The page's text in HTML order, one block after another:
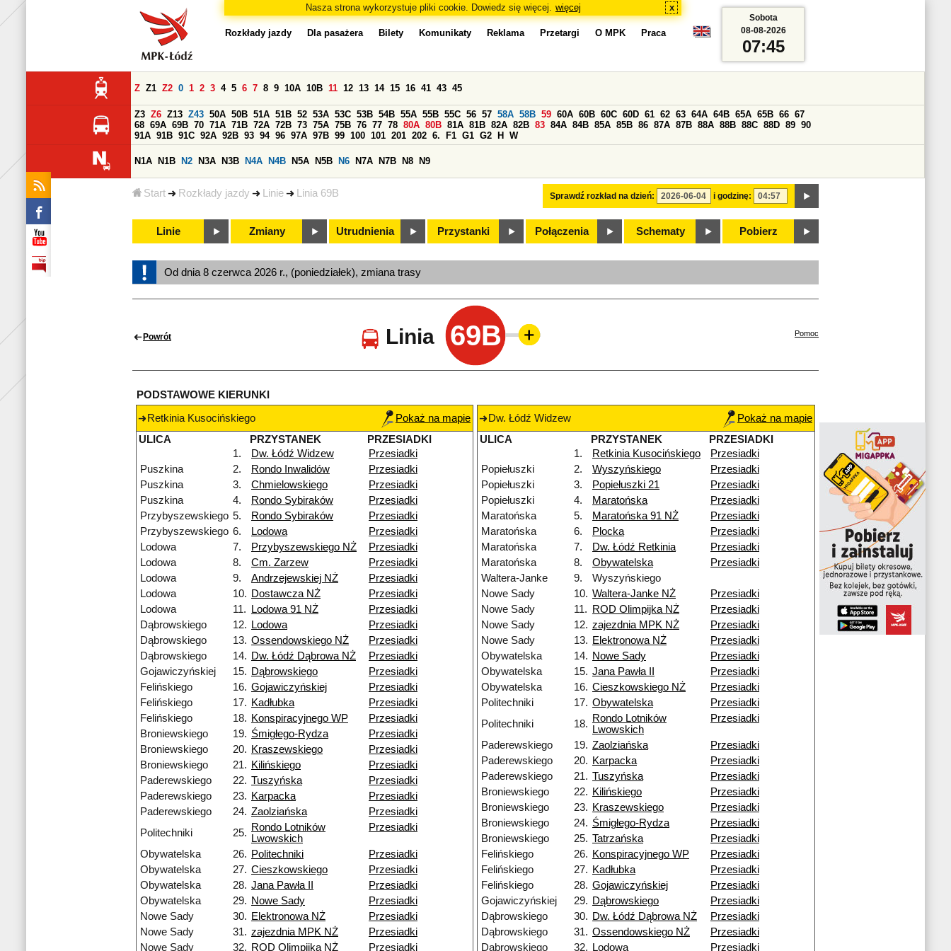
Nasza strona wykorzystuje pliki cookie. Dowiedz się więcej. więcej x
Start Rozkłady jazdy Linie Linia 69B
Rozkłady jazdy Dla pasażera Bilety Komunikaty Reklama Przetargi O MPK Praca
Sprawdź rozkład na dzień: i godzinę:
Z Z1 Z2 0 1 2 3 4 5 6 7 8 9 10A 10B 11 12 13 14 15 16 41 43 45
Z3 Z6 Z13 Z43 50A 50B 51A 51B 52 53A 53C 53B 54B 55A 55B 55C 56 57 58A 58B 59 60A 60B 60C 60D 61 62 63 64A 64B 65A 65B 66 67
68 69A 69B 70 71A 71B 72A 72B 73 75A 75B 76 77 78 80A 80B 81A 81B 82A 82B 83 84A 84B 85A 85B 86 87A 87B 88A 88B 88C 88D 89 90
91A 91B 91C 92A 92B 93 94 96 97A 97B 99 100 101 201 202 6. F1 G1 G2 H W
N1A N1B N2 N3A N3B N4A N4B N5A N5B N6 N7A N7B N8 N9
Linie Zmiany Utrudnienia Przystanki Połączenia Schematy Pobierz
Sobota
08-08-2026
07:45
Od dnia 8 czerwca 2026 r., (poniedziałek), zmiana trasy
Powrót Linia 69B Pomoc
PODSTAWOWE KIERUNKI
Retkinia Kusocińskiego
Pokaż na mapie
ULICA
PRZYSTANEK
PRZESIADKI
1.
Dw. Łódź Widzew
Przesiadki
Puszkina
2. Rondo Inwalidów
Przesiadki
Puszkina
3. Chmielowskiego
Przesiadki
Puszkina
4. Rondo Sybiraków
Przesiadki
Przybyszewskiego 5. Rondo Sybiraków
Przesiadki
Przybyszewskiego 6. Lodowa
Przesiadki
Lodowa
7. Przybyszewskiego NŻ
Przesiadki
Lodowa
8. Cm. Zarzew
Przesiadki
Lodowa
9. Andrzejewskiej NŻ
Przesiadki
Lodowa
10. Dostawcza NŻ
Przesiadki
Lodowa
11. Lodowa 91 NŻ
Przesiadki
Dąbrowskiego
12. Lodowa
Przesiadki
Dąbrowskiego
13. Ossendowskiego NŻ
Przesiadki
Dąbrowskiego
14. Dw. Łódź Dąbrowa NŻ
Przesiadki
Gojawiczyńskiej
15. Dąbrowskiego
Przesiadki
Felińskiego
16. Gojawiczyńskiej
Przesiadki
Felińskiego
17. Kadłubka
Przesiadki
Felińskiego
18. Konspiracyjnego WP
Przesiadki
Broniewskiego
19. Śmigłego-Rydza
Przesiadki
Broniewskiego
20. Kraszewskiego
Przesiadki
Broniewskiego
21. Kilińskiego
Przesiadki
Paderewskiego
22. Tuszyńska
Przesiadki
Paderewskiego
23. Karpacka
Przesiadki
Paderewskiego
24. Zaolziańska
Przesiadki
Politechniki
25. Rondo Lotników
Lwowskich
Przesiadki
Obywatelska 26. Politechniki
Przesiadki
Obywatelska
27. Cieszkowskiego
Przesiadki
Obywatelska
28. Jana Pawła II
Przesiadki
Obywatelska
29. Nowe Sady
Przesiadki
Nowe Sady
30. Elektronowa NŻ
Przesiadki
Nowe Sady
31. zajezdnia MPK NŻ
Przesiadki
Nowe Sady
32. ROD Olimpijka NŻ Przesiadki
Dw. Łódź Widzew
Pokaż na mapie
ULICA
PRZYSTANEK
PRZESIADKI
1.
Retkinia Kusocińskiego
Przesiadki
Popiełuszki
2. Wyszyńskiego
Przesiadki
Popiełuszki
3. Popiełuszki 21
Przesiadki
Popiełuszki
4. Maratońska
Przesiadki
Maratońska
5. Maratońska 91 NŻ
Przesiadki
Maratońska
6. Plocka
Przesiadki
Maratońska
7. Dw. Łódź Retkinia
Przesiadki
Maratońska
8. Obywatelska
Przesiadki
Waltera-Janke
9.
Wyszyńskiego
Nowe Sady
10. Waltera-Janke NŻ
Przesiadki
Nowe Sady
11. ROD Olimpijka NŻ
Przesiadki
Nowe Sady
12. zajezdnia MPK NŻ
Przesiadki
Nowe Sady
13. Elektronowa NŻ
Przesiadki
Obywatelska
14. Nowe Sady
Przesiadki
Obywatelska
15. Jana Pawła II
Przesiadki
Obywatelska
16. Cieszkowskiego NŻ
Przesiadki
Politechniki
17. Obywatelska
Przesiadki
Politechniki
18. Rondo Lotników
Lwowskich
Przesiadki
Paderewskiego 19. Zaolziańska
Przesiadki
Paderewskiego
20. Karpacka
Przesiadki
Paderewskiego
21. Tuszyńska
Przesiadki
Broniewskiego
22. Kilińskiego
Przesiadki
Broniewskiego
23. Kraszewskiego
Przesiadki
Broniewskiego
24. Śmigłego-Rydza
Przesiadki
Broniewskiego
25. Tatrzańska
Przesiadki
Felińskiego
26. Konspiracyjnego WP
Przesiadki
Felińskiego
27. Kadłubka
Przesiadki
Felińskiego
28. Gojawiczyńskiej
Przesiadki
Gojawiczyńskiej
29. Dąbrowskiego
Przesiadki
Dąbrowskiego
30. Dw. Łódź Dąbrowa NŻ
Przesiadki
Dąbrowskiego
31. Ossendowskiego NŻ
Przesiadki
Dąbrowskiego
32. Lodowa Przesiadki